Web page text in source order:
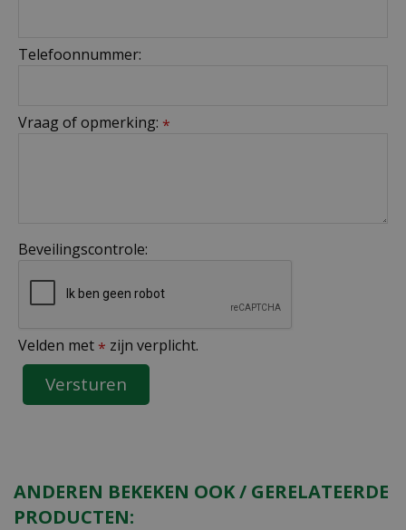
Telefoonnummer:
Vraag of opmerking: *
Beveilingscontrole:
Velden met * zijn verplicht.
ANDEREN BEKEKEN OOK / GERELATEERDE
PRODUCTEN: